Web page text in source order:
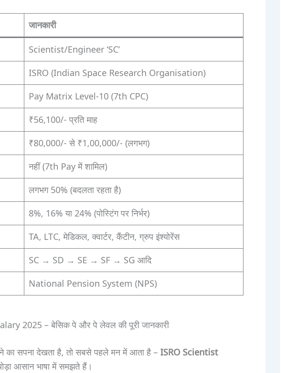
जानकारी
Scientist/Engineer ‘SC’
ISRO (Indian Space Research Organisation)
Pay Matrix Level-10 (7th CPC)
₹56,100/- प्रति माह
₹80,000/- से ₹1,00,000/- (लगभग)
नहीं (7th Pay में शामिल)
लगभग 50% (बदलता रहता है)
8%, 16% या 24% (पोस्टिंग पर निर्भर)
TA, LTC, मेडिकल, क्वार्टर, कैंटीन, ग्रुप इंश्योरेंस
SC → SD → SE → SF → SG आदि
National Pension System (NPS)
2025 – बेसिक पे और पे लेवल की पूरी जानकारी
सपना देखता है, तो सबसे पहले मन में आता है –ISRO Scientist
आसान भाषा में समझते हैं।